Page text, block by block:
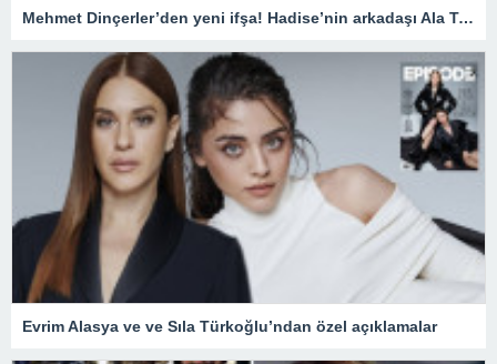
Mehmet Dinçerler’den yeni ifşa! Hadise’nin arkadaşı Ala Tokel’e yürüdü…
Evrim Alasya ve ve Sıla Türkoğlu’ndan özel açıklamalar